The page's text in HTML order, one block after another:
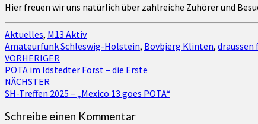
Hier freuen wir uns natürlich über zahlreiche Zuhörer und
Aktuelles, M13 Aktiv
Amateurfunk Schleswig-Holstein, Bovbjerg Klinten, draussen
Beitragsnavigation
VORHERIGER
POTA im Idstedter Forst – die Erste
NÄCHSTER
SH-Treffen 2025 – „Mexico 13 goes POTA“
Schreibe einen Kommentar